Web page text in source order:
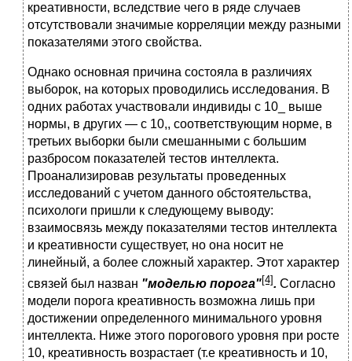
креативности, вследствие чего в ряде случаев
отсутствовали значимые корреляции между разными
показателями этого свойства.
Однако основная причина состояла в различиях
выборок, на которых проводились исследования. В
одних работах участвовали индивиды с 10_ выше
нормы, в других — с 10,, соответствующим норме, в
третьих выборки были смешанными с большим
разбросом показателей тестов интеллекта.
Проанализировав результаты проведенных
исследований с учетом данного обстоятельства,
психологи пришли к следующему выводу:
взаимосвязь между показателями тестов интеллекта
и креативности существует, но она носит не
линейный, а более сложный характер. Этот характер
связей был назван "моделью порога"[4]. Согласно
модели порога креативность возможна лишь при
достижении определенного минимального уровня
интеллекта. Ниже этого порогового уровня при росте
10, креативность возрастает (т.е креативность и 10,